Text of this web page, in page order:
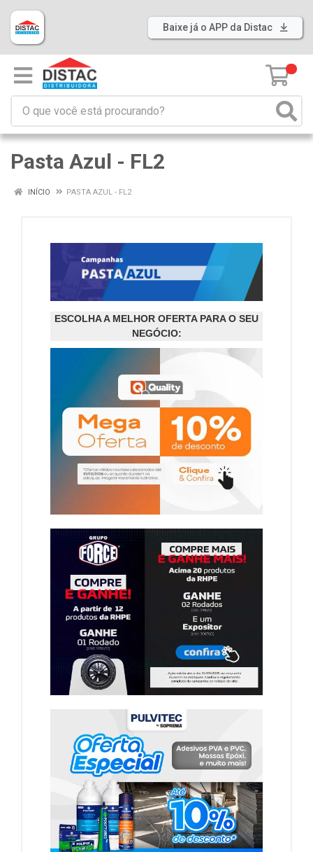
Baixe já o APP da Distac
Pasta Azul - FL2
INÍCIO PASTA AZUL - FL2
ESCOLHA A MELHOR OFERTA PARA O SEU
NEGÓCIO: